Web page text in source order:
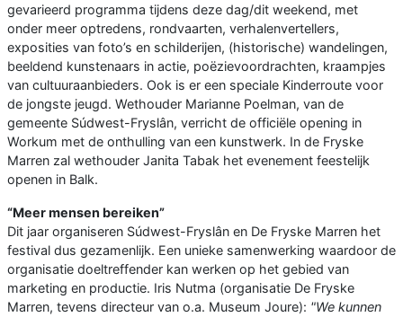
gevarieerd programma tijdens deze dag/dit weekend, met
onder meer optredens, rondvaarten, verhalenvertellers,
exposities van foto’s en schilderijen, (historische) wandelingen,
beeldend kunstenaars in actie, poëzievoordrachten, kraampjes
van cultuuraanbieders. Ook is er een speciale Kinderroute voor
de jongste jeugd. Wethouder Marianne Poelman, van de
gemeente Súdwest-Fryslân, verricht de officiële opening in
Workum met de onthulling van een kunstwerk. In de Fryske
Marren zal wethouder Janita Tabak het evenement feestelijk
openen in Balk.
“Meer mensen bereiken”
Dit jaar organiseren Súdwest-Fryslân en De Fryske Marren het
festival dus gezamenlijk. Een unieke samenwerking waardoor de
organisatie doeltreffender kan werken op het gebied van
marketing en productie. Iris Nutma (organisatie De Fryske
Marren, tevens directeur van o.a. Museum Joure): "We kunnen